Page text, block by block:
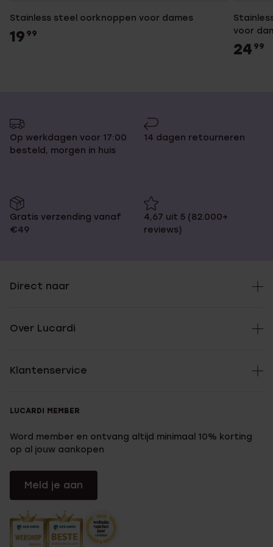
Stainless steel oorknoppen voor dames
19 99
voor
24 99
Op werkdagen voor 17:00
besteld, morgen in huis
14 dagen retourneren
Gratis verzending vanaf
€49
4,67 uit 5 (82.000+
reviews)
Direct naar
Over Lucardi
Klantenservice
LUCARDI MEMBER
Word member en ontvang altijd minimaal 10% korting
op al jouw aankopen
Meld je aan